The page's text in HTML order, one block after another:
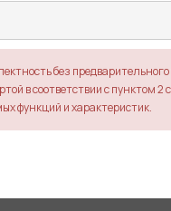
без
в соответствии с пунктом 2
функций и характеристик.